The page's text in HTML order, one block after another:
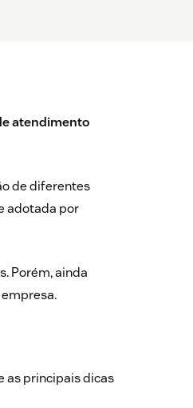
atendimento
de diferentes
adotada por
Porém, ainda
as principais dicas